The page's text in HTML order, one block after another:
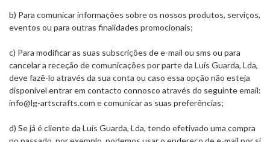
b) Para comunicar informações sobre os nossos produtos, serviços,
eventos ou para outras finalidades promocionais;
c) Para modificar as suas subscrições de e-mail ou sms ou para
cancelar a receção de comunicações por parte da Luís Guarda, Lda,
deve fazê-lo através da sua conta ou caso essa opção não esteja
disponível entrar em contacto connosco através do seguinte email:
info@lg-artscrafts.com e comunicar as suas preferências;
d) Se já é cliente da Luís Guarda, Lda, tendo efetivado uma compra